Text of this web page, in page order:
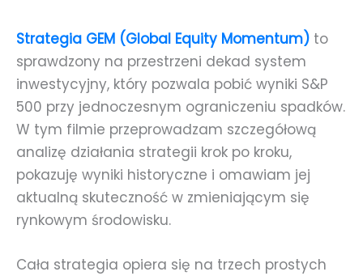
Strategia GEM (Global Equity Momentum) to
sprawdzony na przestrzeni dekad system
inwestycyjny, który pozwala pobić wyniki S&P
500 przy jednoczesnym ograniczeniu spadków.
W tym filmie przeprowadzam szczegółową
analizę działania strategii krok po kroku,
pokazuję wyniki historyczne i omawiam jej
aktualną skuteczność w zmieniającym się
rynkowym środowisku.
Cała strategia opiera się na trzech prostych